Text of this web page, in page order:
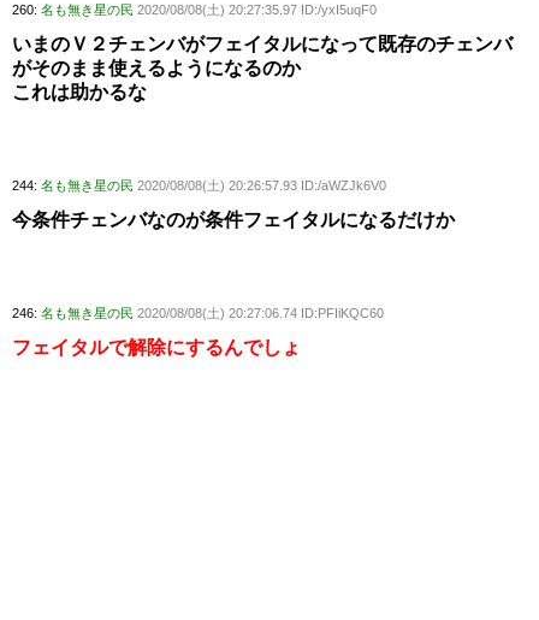
260: 名も無き星の民 2020/08/08(土) 20:27:35.97 ID:/yxI5uqF0
いまのＶ２チェンバがフェイタルになって既存のチェンバ
がそのまま使えるようになるのか
これは助かるな
244: 名も無き星の民 2020/08/08(土) 20:26:57.93 ID:/aWZJk6V0
今条件チェンバなのが条件フェイタルになるだけか
246: 名も無き星の民 2020/08/08(土) 20:27:06.74 ID:PFIiKQC60
フェイタルで解除にするんでしょ